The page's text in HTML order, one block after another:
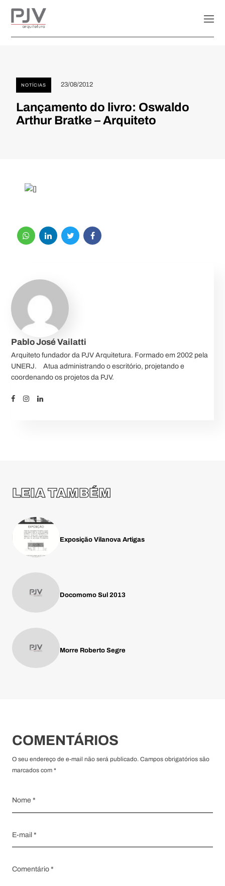
NOTÍCIAS 23/08/2012
Lançamento do livro: Oswaldo
Arthur Bratke – Arquiteto
Pablo José Vailatti
Arquiteto fundador da PJV Arquitetura. Formado em 2002 pela
UNERJ.⠀ Atua administrando o escritório, projetando e
coordenando os projetos da PJV.
LEIA TAMBÉM
Exposição Vilanova Artigas
Docomomo Sul 2013
Morre Roberto Segre
COMENTÁRIOS
O seu endereço de e-mail não será publicado. Campos obrigatórios são
marcados com *